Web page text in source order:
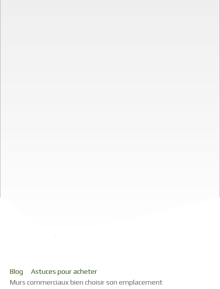
Blog
Astuces pour acheter
Murs commerciaux bien choisir son emplacement